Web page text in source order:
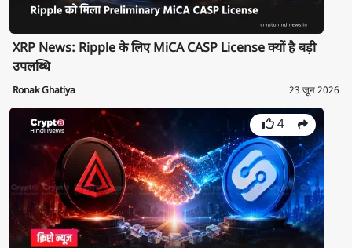
XRP News: Ripple के लिए MiCA CASP License क्यों है बड़ी
उपलब्धि
Ronak Ghatiya 23 जून 2026
4